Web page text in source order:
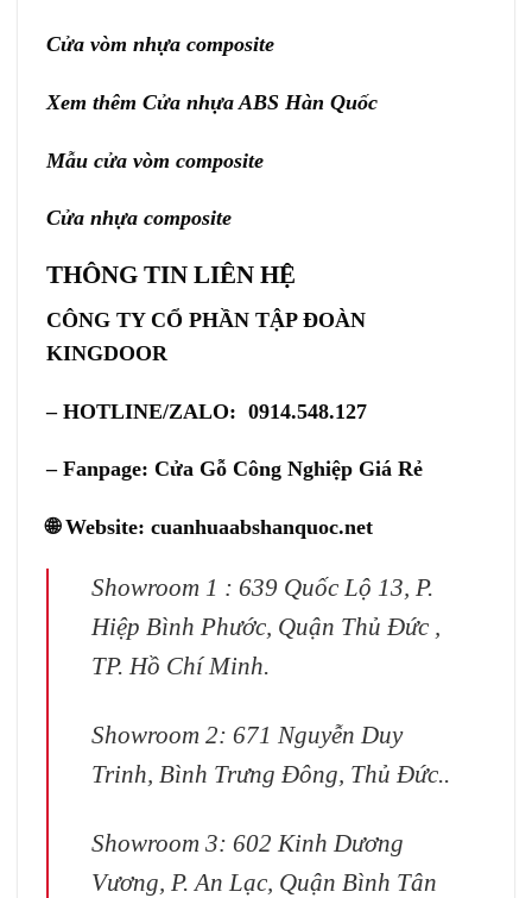
Cửa vòm nhựa composite
Xem thêm Cửa nhựa ABS Hàn Quốc
Mẫu cửa vòm composite
Cửa nhựa composite
THÔNG TIN LIÊN HỆ
CÔNG TY CỔ PHẦN TẬP ĐOÀN
KINGDOOR
– HOTLINE/ZALO: 0914.548.127
– Fanpage: Cửa Gỗ Công Nghiệp Giá Rẻ
🌐 Website: cuanhuaabshanquoc.net
Showroom 1 : 639 Quốc Lộ 13, P.
Hiệp Bình Phước, Quận Thủ Đức ,
TP. Hồ Chí Minh.
Showroom 2: 671 Nguyễn Duy
Trinh, Bình Trưng Đông, Thủ Đức..
Showroom 3: 602 Kinh Dương
Vương, P. An Lạc, Quận Bình Tân